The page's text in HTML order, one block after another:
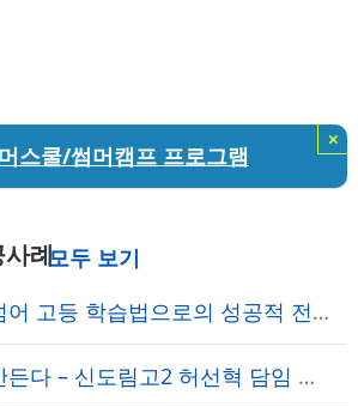
스쿨/썸머캠프 프로그램
×
례
습법으로의 성공적 전환 – 에듀플렉스 신도림 학원
– 신도림고2 허선혁 담임 매니저